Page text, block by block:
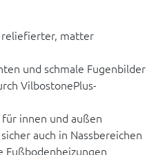
matter
und schmale Fugenbilder
VilbostonePlus-
innen und außen
auch in Nassbereichen